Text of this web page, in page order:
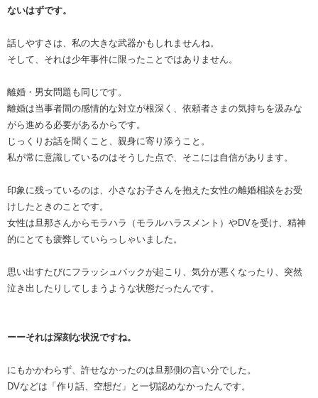
ないはずです。
話しやすさは、私の大きな武器かもしれませんね。
そして、それは少年事件に限ったことではありません。
離婚・男女問題も同じです。
離婚は当事者間の感情的な対立が根深く、依頼者さまの気持ちを汲みな
がら進める必要があるからです。
じっくりお話を聞くこと、親身に寄り添うこと。
私が常に意識しているのはそうした点で、そこには自信があります。
印象に残っているのは、小さなお子さんを抱えた女性の離婚相談をお受
けしたときのことです。
女性は旦那さんからモラハラ（モラルハラスメント）やDVを受け、精神
的にとても疲弊していらっしゃいました。
思い出すたびにフラッシュバックが起こり、気分が悪くなったり、突然
泣き出したりしてしまうような状態だったんです。
ーーそれは深刻な状況ですね。
にもかかわらず、許せなかったのは旦那側の言い分でした。
DVなどは「作り話、空想だ」と一切認めなかったんです。